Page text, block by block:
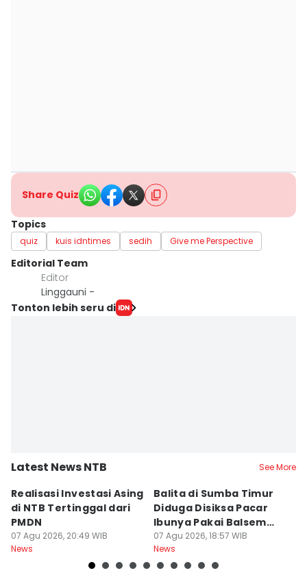
Share Quiz
Topics
quiz kuis idntimes sedih Give me Perspective
Editorial Team
Editor
Linggauni -
Tonton lebih seru di
Latest News NTB See More
Realisasi Investasi Asing
di NTB Tertinggal dari
PMDN
07 Agu 2026, 20:49 WIB
News
Balita di Sumba Timur
Diduga Disiksa Pacar
Ibunya Pakai Balsem
dan Cabai
07 Agu 2026, 18:57 WIB
News